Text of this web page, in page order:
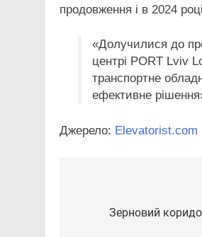
продовження і в 2024
«Долучилися до
центрі PORT Lviv
транспортне
ефективне
Джерело: Elevatorist.com
записів
Зерновий